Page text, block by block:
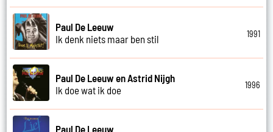
Paul De Leeuw
Ik denk niets maar ben stil
1991
Paul De Leeuw en Astrid Nijgh
Ik doe wat ik doe
1996
Paul De Leeuw